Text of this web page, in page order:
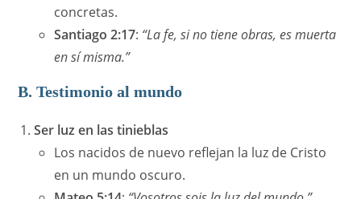
concretas.
Santiago 2:17: “La fe, si no tiene obras, es muerta
en sí misma.”
B. Testimonio al mundo
Ser luz en las tinieblas
Los nacidos de nuevo reflejan la luz de Cristo
en un mundo oscuro.